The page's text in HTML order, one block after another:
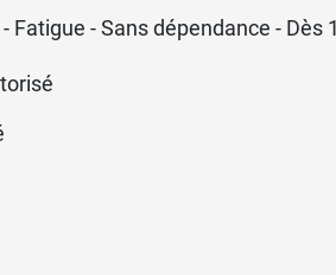
Fatigue - Sans dépendance - Dès